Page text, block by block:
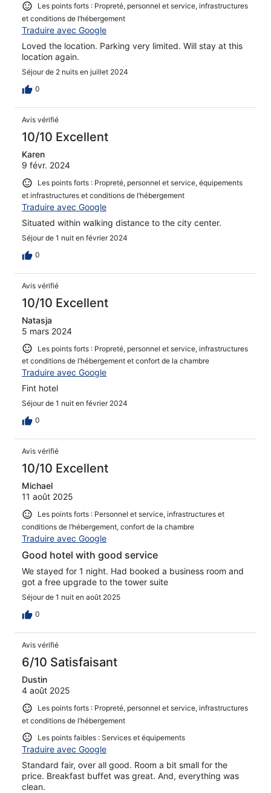
Les points forts : Propreté, personnel et service, infrastructures
et conditions de l’hébergement
Traduire avec Google
Loved the location. Parking very limited. Will stay at this
location again.
Séjour de 2 nuits en juillet 2024
0
Avis vérifié
10/10 Excellent
Karen
9 févr. 2024
Les points forts : Propreté, personnel et service, équipements
et infrastructures et conditions de l’hébergement
Traduire avec Google
Situated within walking distance to the city center.
Séjour de 1 nuit en février 2024
0
Avis vérifié
10/10 Excellent
Natasja
5 mars 2024
Les points forts : Propreté, personnel et service, infrastructures
et conditions de l’hébergement et confort de la chambre
Traduire avec Google
Fint hotel
Séjour de 1 nuit en février 2024
0
Avis vérifié
10/10 Excellent
Michael
11 août 2025
Les points forts : Personnel et service, infrastructures et
conditions de l’hébergement, confort de la chambre
Traduire avec Google
Good hotel with good service
We stayed for 1 night. Had booked a business room and
got a free upgrade to the tower suite
Séjour de 1 nuit en août 2025
0
Avis vérifié
6/10 Satisfaisant
Dustin
4 août 2025
Les points forts : Propreté, personnel et service, infrastructures
et conditions de l’hébergement
Les points faibles : Services et équipements
Traduire avec Google
Standard fair, over all good. Room a bit small for the
price. Breakfast buffet was great. And, everything was
clean.